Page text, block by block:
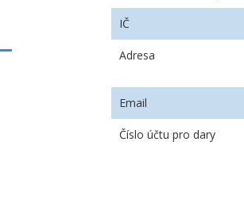
IČ
Adresa
Email
Číslo účtu pro dary